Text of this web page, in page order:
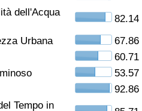
dell'Acqua
82.14
Urbana
67.86
60.71
53.57
92.86
Tempo in
(Corrente)